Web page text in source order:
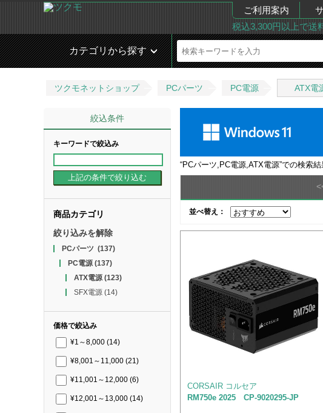
ご利用案内
税込3,300円以上で送
カテゴリから探す
ツクモネットショップ PCパーツ PC電源 ATX電
絞込条件
キーワードで絞込み
商品カテゴリ
絞り込みを解除
PCパーツ (137)
PC電源(137)
ATX電源(123)
SFX電源(14)
価格で絞込み
¥1～8,000 (14)
¥8,001～11,000 (21)
¥11,001～12,000 (6)
¥12,001～13,000 (14)
“PCパーツ,PC電源,ATX電源”での検索結
並べ替え：
CORSAIR コルセア
RM750e 2025 CP-9020295-JP